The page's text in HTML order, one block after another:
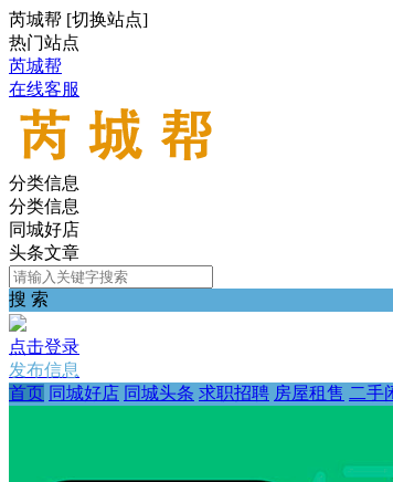
芮城帮 [切换站点]
热门站点
芮城帮
在线客服
分类信息
分类信息
同城好店
头条文章
搜 索
点击登录
发布信息
首页 同城好店 同城头条 求职招聘 房屋租售 二手